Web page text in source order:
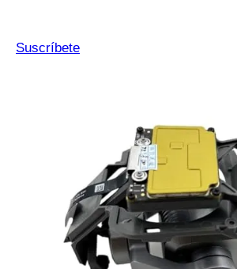
Suscríbete